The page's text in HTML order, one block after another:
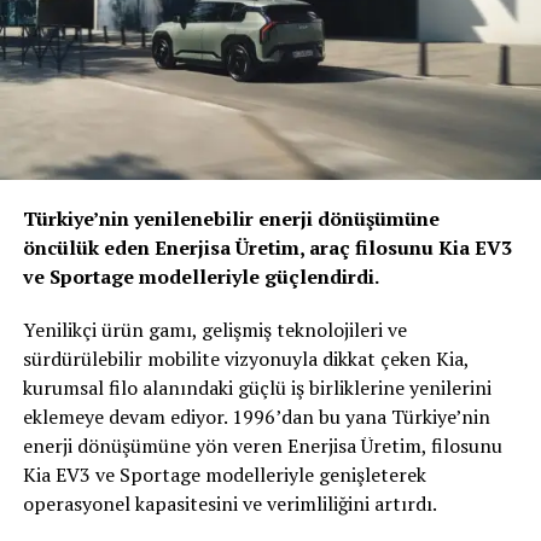
araçların tamamı satılırken, bir yanda da gelecek
aylarda teslimat için ön sipariş alımına da başlandı.
Lansman dönemine özel olarak duvar tipi şarj cihazı
(Wallbox), E-Şarj istasyonlarından 1 yıl geçerli 20.000
TL elektrik üyeliği ve şarj kablosu hediyeleriyle iddialı bir
başlangıç yapan PEUGEOT e-2008, 136 HP’lik gücü, 260
Nm’lik torku ve 3 farklı sürüş moduyla, PEUGEOT’nun
Türkiye’deki elektrikli mobilitedeki dönüşümündeki ilk
örneği oluyor.
Türkiye’nin yenilenebilir enerji dönüşümüne
öncülük eden Enerjisa Üretim, araç filosunu Kia EV3
ve Sportage modelleriyle güçlendirdi.
Yenilikçi ürün gamı, gelişmiş teknolojileri ve
sürdürülebilir mobilite vizyonuyla dikkat çeken Kia,
kurumsal filo alanındaki güçlü iş birliklerine yenilerini
eklemeye devam ediyor. 1996’dan bu yana Türkiye’nin
enerji dönüşümüne yön veren Enerjisa Üretim, filosunu
Kia EV3 ve Sportage modelleriyle genişleterek
operasyonel kapasitesini ve verimliliğini artırdı.